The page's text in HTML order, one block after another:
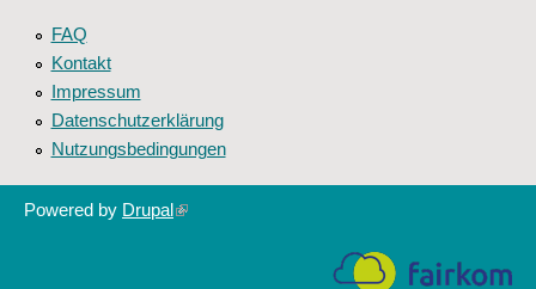
FAQ
Kontakt
Impressum
Datenschutzerklärung
Nutzungsbedingungen
Powered by Drupal(link